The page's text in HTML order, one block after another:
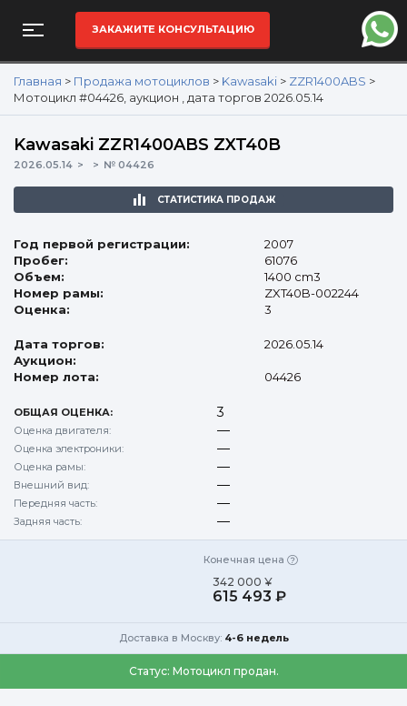
ЗАКАЖИТЕ КОНСУЛЬТАЦИЮ
Главная > Продажа мотоциклов > Kawasaki > ZZR1400ABS >
Мотоцикл #04426, аукцион , дата торгов 2026.05.14
Kawasaki ZZR1400ABS ZXT40B
2026.05.14 № 04426
СТАТИСТИКА ПРОДАЖ
Год первой регистрации:
2007
Пробег:
61076
Объем:
1400 cm3
Номер рамы:
ZXT40B-002244
Оценка:
3
Дата торгов:
2026.05.14
Аукцион:
Номер лота:
04426
ОБЩАЯ ОЦЕНКА: 3
Оценка двигателя: —
Оценка электроники: —
Оценка рамы: —
Внешний вид: —
Передняя часть: —
Задняя часть: —
Конечная цена
342 000 ¥
615 493 ₽
Доставка в Москву: 4-6 недель
Статус: Мотоцикл продан.